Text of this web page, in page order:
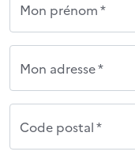
Mon prénom *
Mon adresse *
Code postal *